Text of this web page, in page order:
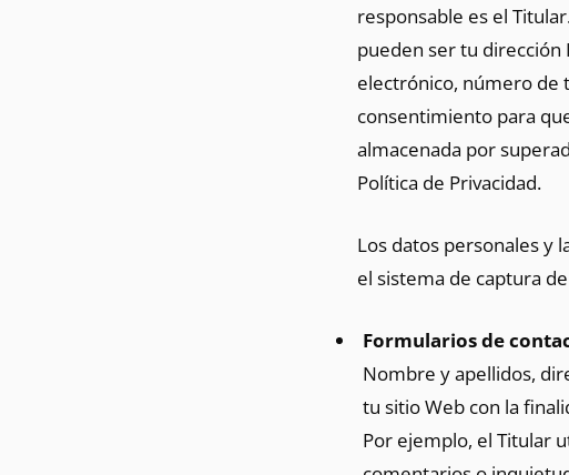
responsable es el
pueden ser tu dirección
electrónico, número de
consentimiento para
almacenada por
Política de Privacidad.
Los datos personales y
el sistema de captura
Formularios de
Nombre y apellidos,
tu sitio Web con la
Por ejemplo, el Titular